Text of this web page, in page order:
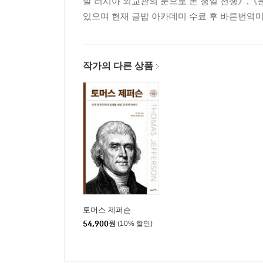
있으며 현재 글밥 아카데미 수료 후 바른번역
작가의 다른 상품
토머스 제퍼슨
54,900원 (10% 할인)